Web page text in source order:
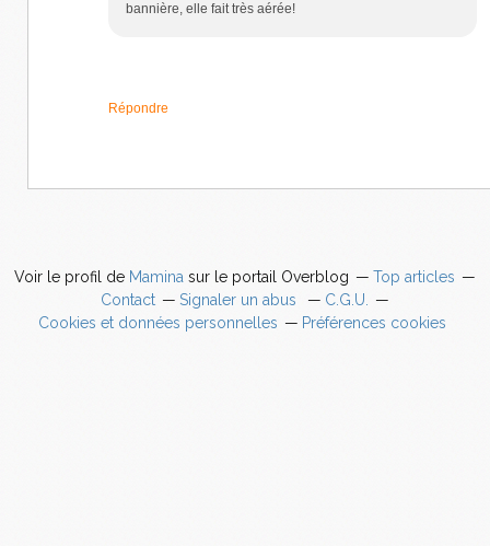
bannière, elle fait très aérée!
Répondre
Voir le profil de Mamina sur le portail Overblog
Top articles
Contact
Signaler un abus
C.G.U.
Cookies et données personnelles
Préférences cookies